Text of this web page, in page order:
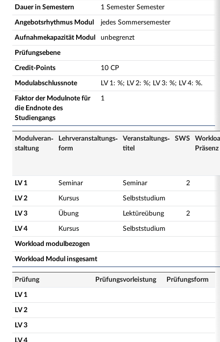
Dauer in Semestern 1 Semester Semester
Angebotsrhythmus Modul jedes Sommersemester
Aufnahmekapazität Modul unbegrenzt
Prüfungsebene
Credit-Points 10 CP
Modulabschlussnote LV 1: %; LV 2: %; LV 3: %; LV 4: %.
Faktor der Modulnote für
die Endnote des
Studiengangs
1
Modulveran­
staltung
Lehrveranstaltungs­
form
Veranstaltungs­
titel
SWS
Präsenz
LV 1 Seminar Seminar 2
LV 2 Kursus Selbststudium
LV 3 Übung Lektüreübung 2
LV 4 Kursus Selbststudium
Workload modulbezogen
Workload Modul insgesamt
Prüfung Prüfungsvorleistung Prüfungsform
LV 1
LV 2
LV 3
LV 4